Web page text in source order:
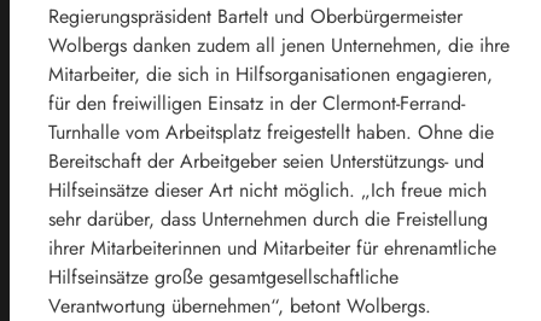
Regierungspräsident Bartelt und Oberbürgermeister
Wolbergs danken zudem all jenen Unternehmen, die ihre
Mitarbeiter, die sich in Hilfsorganisationen engagieren,
für den freiwilligen Einsatz in der Clermont-Ferrand-
Turnhalle vom Arbeitsplatz freigestellt haben. Ohne die
Bereitschaft der Arbeitgeber seien Unterstützungs- und
Hilfseinsätze dieser Art nicht möglich. „Ich freue mich
sehr darüber, dass Unternehmen durch die Freistellung
ihrer Mitarbeiterinnen und Mitarbeiter für ehrenamtliche
Hilfseinsätze große gesamtgesellschaftliche
Verantwortung übernehmen“, betont Wolbergs.